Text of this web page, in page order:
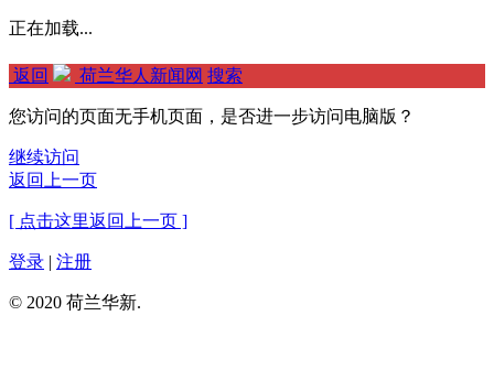
正在加载...
返回 荷兰华人新闻网 搜索
您访问的页面无手机页面，是否进一步访问电脑版？
继续访问
返回上一页
[ 点击这里返回上一页 ]
登录 | 注册
© 2020 荷兰华新.